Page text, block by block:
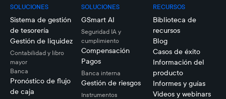
SOLUCIONES
Sistema de gestión
de tesorería
Gestión de liquidez
Contabilidad y libro
mayor
Banca
Pronóstico de flujo
de caja
SOLUCIONES
GSmart AI
Seguridad IA y
cumplimiento
Compensación
Pagos
Banca interna
Gestión de riesgos
Instrumentos
RECURSOS
Biblioteca de
recursos
Blog
Casos de éxito
Información del
producto
Informes y guías
Videos y webinars